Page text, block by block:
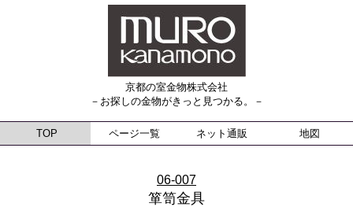
京都の室金物株式会社
－お探しの金物がきっと見つかる。－
TOP ページ一覧 ネット通販 地図
06-007
箪笥金具